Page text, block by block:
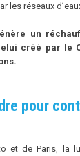
les réseaux
un
créé par le
pour
et de Paris, la